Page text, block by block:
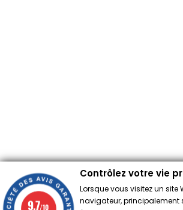
Contrôlez votre vie
Lorsque vous visitez un site
navigateur, principalement
9.7/10